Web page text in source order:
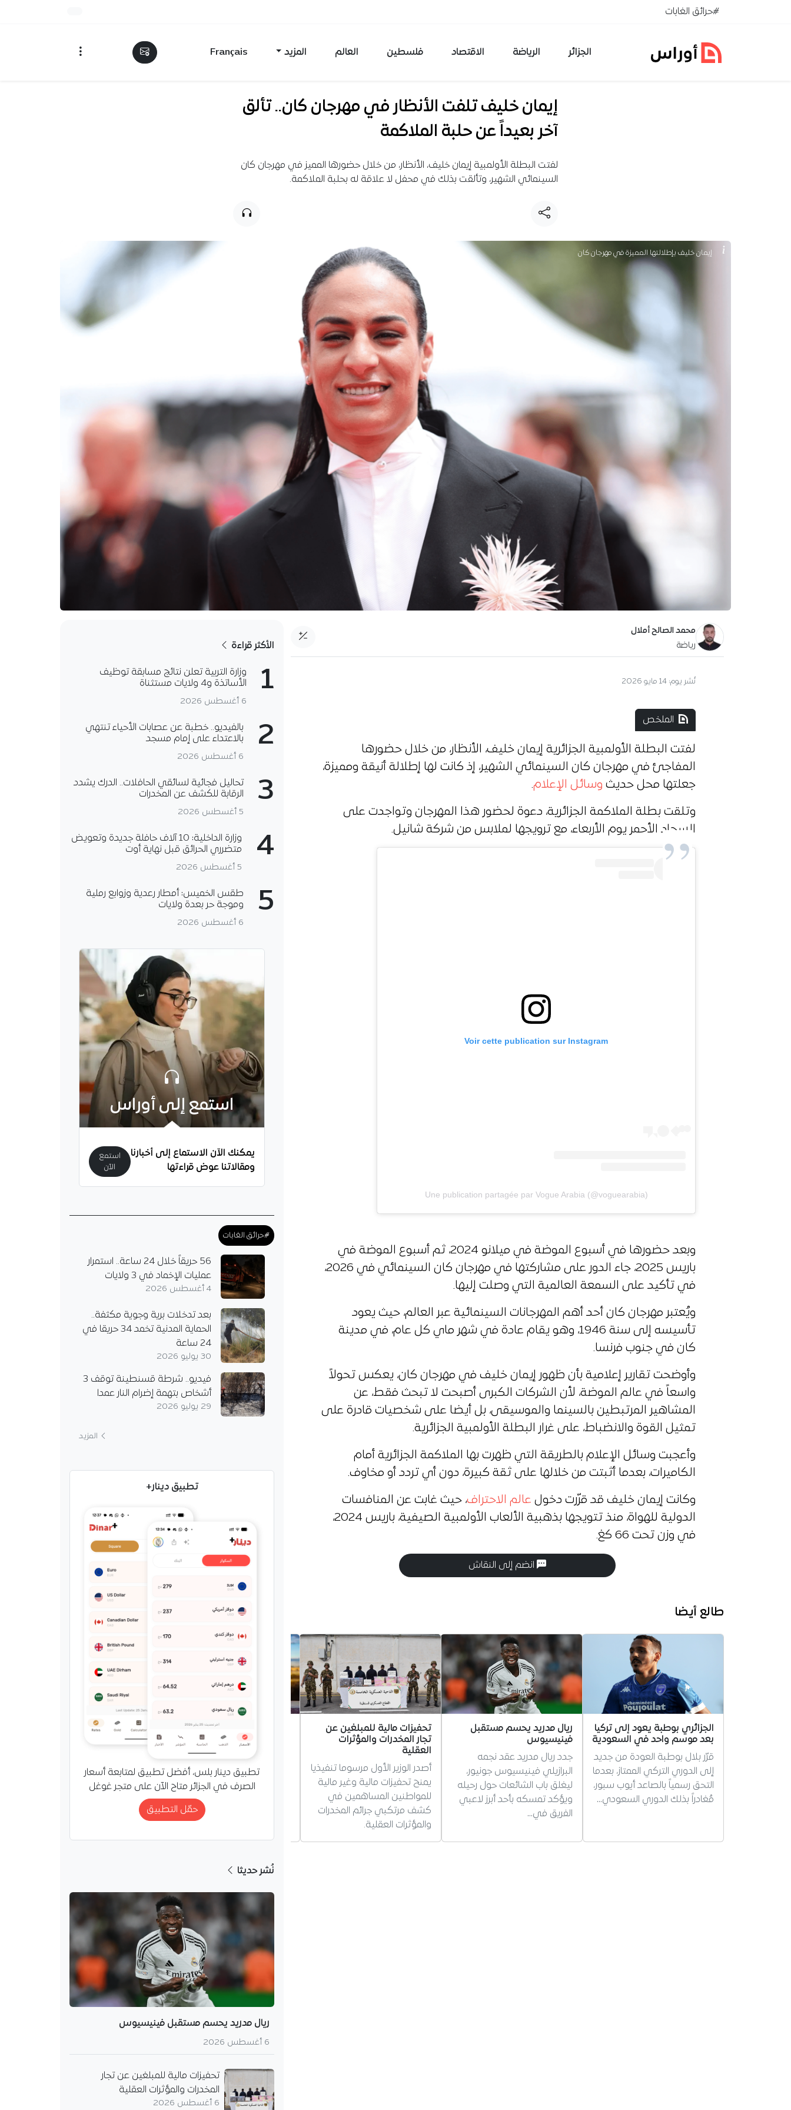
تخطي إلى المحتوى#حرائق الغابات
الجزائر الرياضة الاقتصاد فلسطين العالم المزيد Français
إيمان خليف تلفت الأنظار في مهرجان كان.. تألق
آخر بعيداً عن حلبة الملاكمة
لفتت البطلة الأولمبية إيمان خليف، الأنظار، من خلال حضورها المميز في مهرجان كان
السينمائي الشهير، وتألقت بذلك في محفل لا علاقة له بحلبة الملاكمة.
إيمان خليف بإطلالتها المميزة في مهرجان كان
محمد الصالح أملال
رياضة
نُشر يوم: 14 مايو 2026
الملخص
لفتت البطلة الأولمبية الجزائرية إيمان خليف، الأنظار، من خلال حضورها
المفاجئ في مهرجان كان السينمائي الشهير، إذ كانت لها إطلالة أنيقة ومميزة،
جعلتها محل حديث وسائل الإعلام.
وتلقت بطلة الملاكمة الجزائرية، دعوة لحضور هذا المهرجان وتواجدت على
السجاد الأحمر يوم الأربعاء، مع ترويجها لملابس من شركة شانيل.
Voir cette publication sur Instagram
Une publication partagée par Vogue Arabia (@voguearabia)
وبعد حضورها في أسبوع الموضة في ميلانو 2024، ثم أسبوع الموضة في
باريس 2025، جاء الدور على مشاركتها في مهرجان كان السينمائي في 2026،
في تأكيد على السمعة العالمية التي وصلت إليها.
ويُعتبر مهرجان كان أحد أهم المهرجانات السينمائية عبر العالم، حيث يعود
تأسيسه إلى سنة 1946، وهو يقام عادة في شهر ماي كل عام، في مدينة
كان في جنوب فرنسا.
وأوضحت تقارير إعلامية بأن ظهور إيمان خليف في مهرجان كان، يعكس تحولاً
واسعاً في عالم الموضة، لأن الشركات الكبرى أصبحت لا تبحث فقط، عن
المشاهير المرتبطين بالسينما والموسيقى، بل أيضا على شخصيات قادرة على
تمثيل القوة والانضباط، على غرار البطلة الأولمبية الجزائرية.
وأعجبت وسائل الإعلام بالطريقة التي ظهرت بها الملاكمة الجزائرية أمام
الكاميرات، بعدما أثبتت من خلالها على ثقة كبيرة، دون أي تردد أو مخاوف.
وكانت إيمان خليف قد قرّرت دخول عالم الاحتراف، حيث غابت عن المنافسات
الدولية للهواة، منذ تتويجها بذهبية الألعاب الأولمبية الصيفية، باريس 2024،
في وزن تحت 66 كغ.
انضم إلى النقاش
طالع أيضا
الجزائري بوطبة يعود إلى تركيا
بعد موسم واحد في السعودية
قرّر بلال بوطبة العودة من جديد
إلى الدوري التركي الممتاز، بعدما
التحق رسمياً بالصاعد أيوب سبور،
مُغادراً بذلك الدوري السعودي…
ريال مدريد يحسم مستقبل
فينيسيوس
جدد ريال مدريد عقد نجمه
البرازيلي فينيسيوس جونيور،
ليغلق باب الشائعات حول رحيله
ويؤكد تمسكه بأحد أبرز لاعبي
الفريق في…
تحفيزات مالية للمبلغين عن
تجار المخدرات والمؤثرات
العقلية
أصدر الوزير الأول مرسوما تنفيذيا
يمنح تحفيزات مالية وغير مالية
للمواطنين المساهمين في
كشف مرتكبي جرائم المخدرات
والمؤثرات العقلية.
إسبانيا ترد على المغرب وتؤكد
أحقيتها باستضافة نهائي
ردت الحكومة الإسبانية على
الجدل حول نهائي مونديال
2030، مؤكدة أن بلادها الأجدر
باستضافة المباراة، لما تملكه من
الأكثر قراءة
1
وزارة التربية تعلن نتائج مسابقة توظيف
الأساتذة و4 ولايات مستثناة
6 أغسطس 2026
2
بالفيديو.. خطبة عن عصابات الأحياء تنتهي
بالاعتداء على إمام مسجد
6 أغسطس 2026
3
تحاليل فجائية لسائقي الحافلات.. الدرك يشدد
الرقابة للكشف عن المخدرات
5 أغسطس 2026
4
وزارة الداخلية: 10 آلاف حافلة جديدة وتعويض
متضرري الحرائق قبل نهاية أوت
5 أغسطس 2026
5
طقس الخميس: أمطار رعدية وزوابع رملية
وموجة حر بعدة ولايات
6 أغسطس 2026
استمع إلى أوراس
يمكنك الآن الاستماع إلى أخبارنا
ومقالاتنا عوض قراءتها
استمع
الآن
#حرائق الغابات
56 حريقاً خلال 24 ساعة.. استمرار
عمليات الإخماد في 3 ولايات
4 أغسطس 2026
بعد تدخلات برية وجوية مكثفة..
الحماية المدنية تخمد 34 حريقا في
24 ساعة
30 يوليو 2026
فيديو.. شرطة قسنطينة توقف 3
أشخاص بتهمة إضرام النار عمدا
29 يوليو 2026
المزيد
تطبيق دينار+
تطبيق دينار بلس، أفضل تطبيق لمتابعة أسعار
الصرف في الجزائر متاح الآن على متجر غوغل
حمّل التطبيق
نُشر حديثا
ريال مدريد يحسم مستقبل فينيسيوس
6 أغسطس 2026
تحفيزات مالية للمبلغين عن تجار
المخدرات والمؤثرات العقلية
6 أغسطس 2026